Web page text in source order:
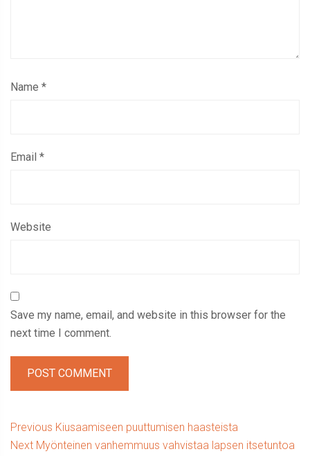
Name *
Email *
Website
Save my name, email, and website in this browser for the
next time I comment.
Post
Previous Previous
post:
Kiusaamiseen puuttumisen haasteista
Next Next
Myönteinen vanhemmuus vahvistaa lapsen itsetuntoa